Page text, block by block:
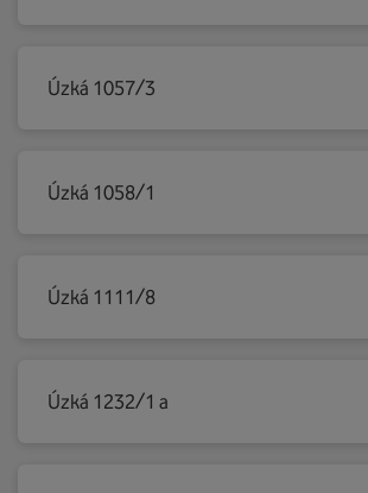
Úzká 1057/3
Úzká 1058/1
Úzká 1111/8
Úzká 1232/1 a